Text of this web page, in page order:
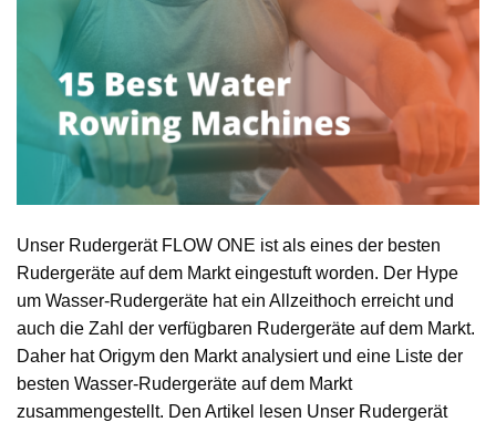
Unser Rudergerät FLOW ONE ist als eines der besten
Rudergeräte auf dem Markt eingestuft worden. Der Hype
um Wasser-Rudergeräte hat ein Allzeithoch erreicht und
auch die Zahl der verfügbaren Rudergeräte auf dem Markt.
Daher hat Origym den Markt analysiert und eine Liste der
besten Wasser-Rudergeräte auf dem Markt
zusammengestellt. Den Artikel lesen Unser Rudergerät